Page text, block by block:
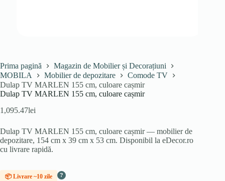
Prima pagină
Magazin de Mobilier și Decorațiuni
MOBILA
Mobilier de depozitare
Comode TV
Dulap TV MARLEN 155 cm, culoare cașmir
Dulap TV MARLEN 155 cm, culoare cașmir
1,095.47lei
Dulap TV MARLEN 155 cm, culoare cașmir — mobilier de
depozitare, 154 cm x 39 cm x 53 cm. Disponibil la eDecor.ro
cu livrare rapidă.
📦 Livrare ~10 zile ?